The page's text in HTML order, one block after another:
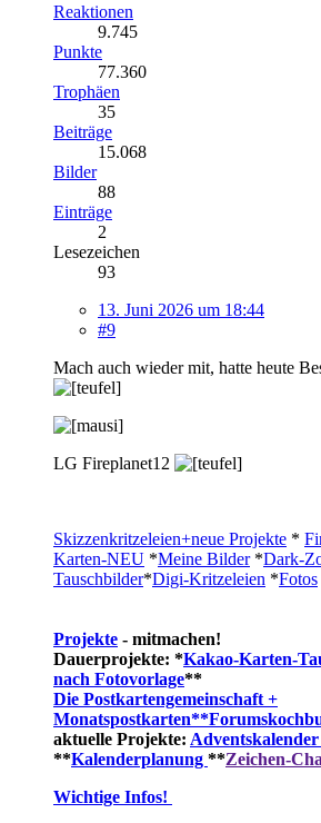
Reaktionen
9.745
Punkte
77.360
Trophäen
35
Beiträge
15.068
Bilder
88
Einträge
2
Lesezeichen
93
13. Juni 2026 um 18:44
#9
Mach auch wieder mit, hatte heute
LG Fireplanet12
Skizzenkritzeleien+neue Projekte *
Karten-NEU *Meine Bilder*Dark-
Tauschbilder*Digi-Kritzeleien *Fotos
Projekte - mitmachen!
Dauerprojekte: *Kakao-Karten-
nach Fotovorlage**
Die Postkartengemeinschaft +
Monatspostkarten**
aktuelle Projekte: Adventskalender
**Kalenderplanung **Zeichen-
Wichtige Infos!